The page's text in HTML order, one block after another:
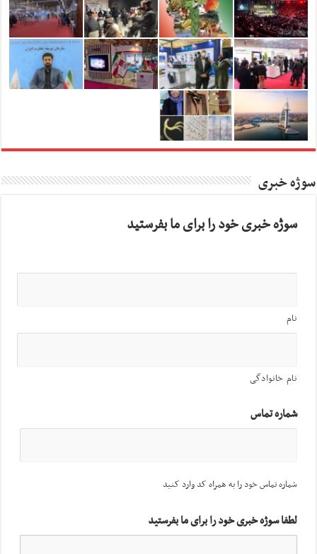
سوژه خبری
سوژه خبری خود را برای ما بفرستید
نام
نام خانوادگی
شماره تماس
شماره تماس خود را به همراه کد وارد کنید
لطفا سوژه خبری خود را برای ما بفرستید